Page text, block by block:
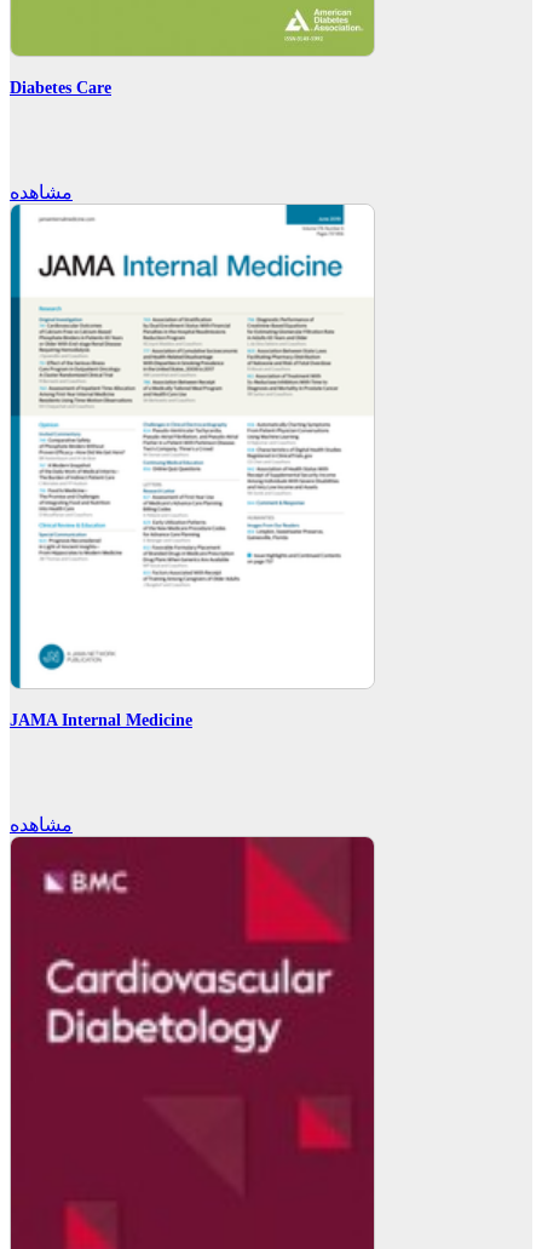
Diabetes Care
مشاهده
JAMA Internal Medicine
مشاهده